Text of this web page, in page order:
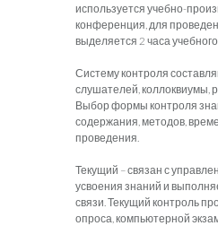
используется учебно-
конференция, для
выделяется 2 часа
Систему контроля
слушателей, коллоквиумы,
Выбор формы контроля
содержания, методов,
проведения.
Текущий – связан с
усвоения знаний и
связи. Текущий контроль
опроса, компьютерной